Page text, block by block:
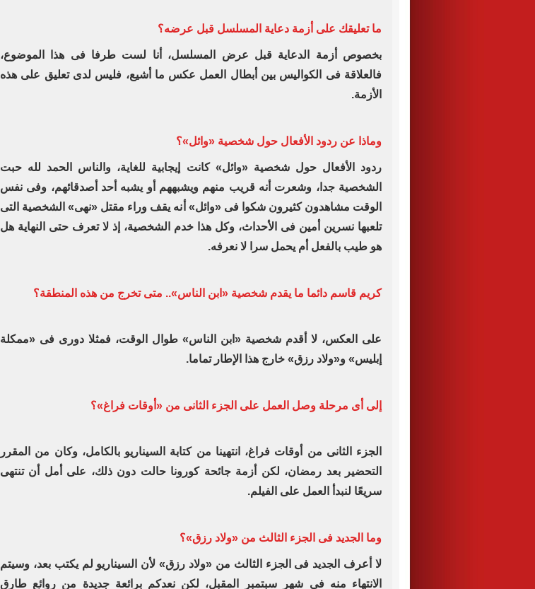
ما تعليقك على أزمة دعاية المسلسل قبل عرضه؟
بخصوص أزمة الدعاية قبل عرض المسلسل، أنا لست طرفا فى هذا الموضوع،
‏فالعلاقة فى الكواليس بين أبطال العمل عكس ما أشيع، فليس لدى تعليق على هذه
‏الأزمة.‏
وماذا عن ردود الأفعال حول شخصية «وائل»؟
ردود الأفعال حول شخصية «وائل» كانت إيجابية للغاية، والناس الحمد لله حبت
‏الشخصية جدا، وشعرت أنه قريب منهم ويشبههم أو يشبه أحد أصدقائهم، وفى نفس
‏الوقت مشاهدون كثيرون شكوا فى «وائل» أنه يقف وراء مقتل «نهى» الشخصية التى
‏تلعبها نسرين أمين فى الأحداث، وكل هذا خدم الشخصية، إذ لا تعرف حتى النهاية هل
‏هو طيب بالفعل أم يحمل سرا لا نعرفه.
كريم قاسم دائما ما يقدم شخصية «ابن الناس».. متى تخرج من هذه المنطقة؟
على العكس، لا أقدم شخصية «ابن الناس» طوال الوقت، فمثلا دورى فى «ممكلة
‏إبليس» و«ولاد رزق» خارج هذا الإطار تماما.‏
إلى أى مرحلة وصل العمل على الجزء الثانى من «أوقات فراغ»؟
الجزء الثانى من أوقات فراغ، انتهينا من كتابة السيناريو بالكامل، وكان من المقرر
‏التحضير بعد رمضان، لكن أزمة جائحة كورونا حالت دون ذلك، على أمل أن تنتهى
‏سريعًا لنبدأ العمل على الفيلم.‏
وما الجديد فى الجزء الثالث من «ولاد رزق»؟
لا أعرف الجديد فى الجزء الثالث من «ولاد رزق» لأن السيناريو لم يكتب بعد، وسيتم
‏الانتهاء منه فى شهر سبتمبر المقبل، لكن نعدكم برائعة جديدة من روائع طارق